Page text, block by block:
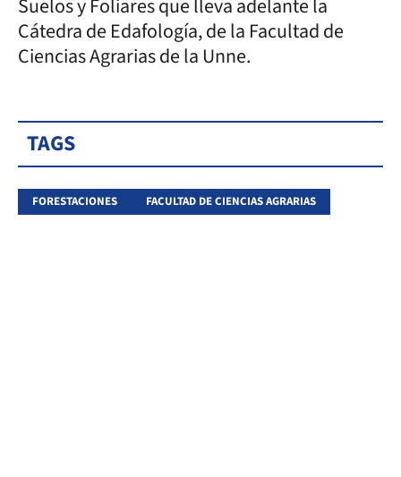
Suelos y Foliares que lleva adelante la
Cátedra de Edafología, de la Facultad de
Ciencias Agrarias de la Unne.
TAGS
FORESTACIONES FACULTAD DE CIENCIAS AGRARIAS